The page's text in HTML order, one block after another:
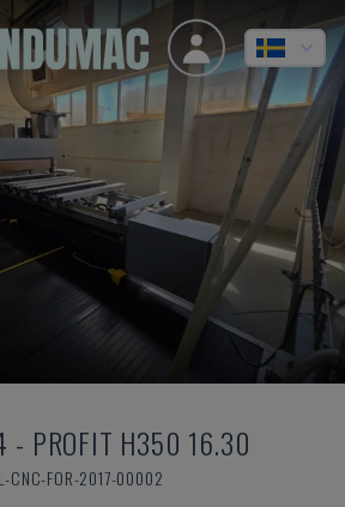
- PROFIT H350 16.30
CNC-FOR-2017-00002